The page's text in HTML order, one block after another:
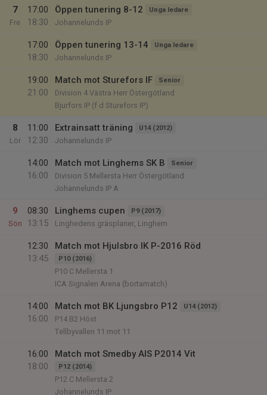
7
Fre
17:00
18:30
Öppen tunering 8-12 Unga ledare
Johannelunds IP
17:00
18:30
Öppen tunering 13-14 Unga ledare
Johannelunds IP
19:00
21:00
Match mot Sturefors IF Senior
Division 4 Västra Herr Östergötland
Bjurfors IP (f d Sturefors IP)
8
Lör
11:00
12:30
Extrainsatt träning U14 (2012)
Johannelunds IP
14:00
16:00
Match mot Linghems SK B Senior
Division 5 Mellersta Herr Östergötland
Johannelunds IP A
9
Sön
08:30
13:15
Linghems cupen P9 (2017)
Linghedens gräsplaner, Linghem
12:30
13:45
Match mot Hjulsbro IK P-2016 Röd
P10 (2016)
P10 C Mellersta 1
ICA Signalen Arena (bortamatch)
14:00
16:00
Match mot BK Ljungsbro P12 U14 (2012)
P14 B2 Höst
Tellbyvallen 11 mot 11
16:00
18:00
Match mot Smedby AIS P2014 Vit
P12 (2014)
P12 C Mellersta 2
Johannelunds IP